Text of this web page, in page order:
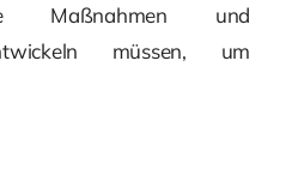
Maßnahmen und
müssen, um